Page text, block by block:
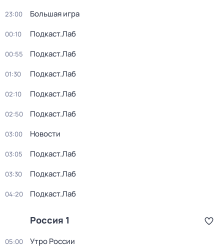
23:00 Большая игра
00:10 Подкаст.Лаб
00:55 Подкаст.Лаб
01:30 Подкаст.Лаб
02:10 Подкаст.Лаб
02:50 Подкаст.Лаб
03:00 Новости
03:05 Подкаст.Лаб
03:30 Подкаст.Лаб
04:20 Подкаст.Лаб
Россия 1
05:00 Утро России